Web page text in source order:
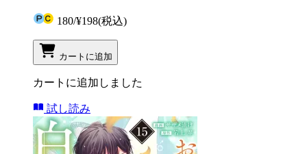
180/¥198(税込)
カートに追加
カートに追加しました
試し読み